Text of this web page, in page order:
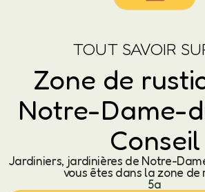
TOUT SAVOIR
Zone de
Notre-Dame-
Conseil
Jardiniers, jardinières de Notre-
vous êtes dans la zone de
5a